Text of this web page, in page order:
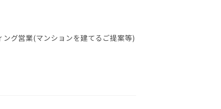
ング営業(マンションを建てるご提案等)